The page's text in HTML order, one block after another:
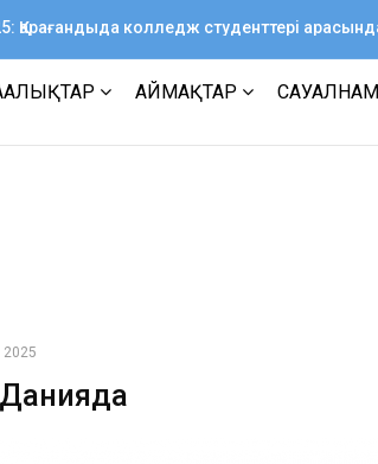
Қарағандыда колледж студенттері
өтті
АЙМАҚТАР
2025